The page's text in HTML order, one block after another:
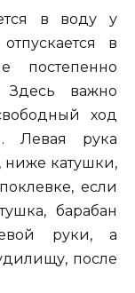
в воду у
в
постепенно
Здесь важно
ход
Левая рука
ниже катушки,
если
барабан
руки, а
после